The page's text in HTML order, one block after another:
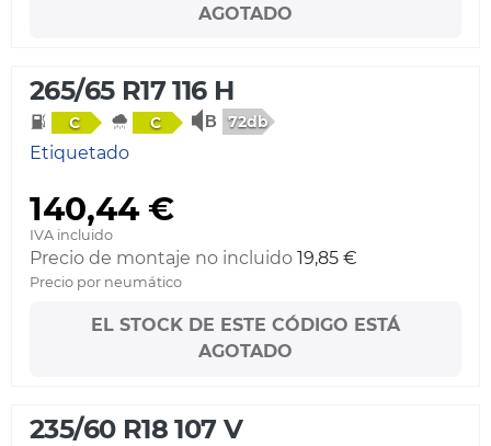
AGOTADO
265/65 R17 116 H
C C 72db
Etiquetado
140,44 €
IVA incluido
Precio de montaje no incluido 19,85 €
Precio por neumático
EL STOCK DE ESTE CÓDIGO ESTÁ
AGOTADO
235/60 R18 107 V